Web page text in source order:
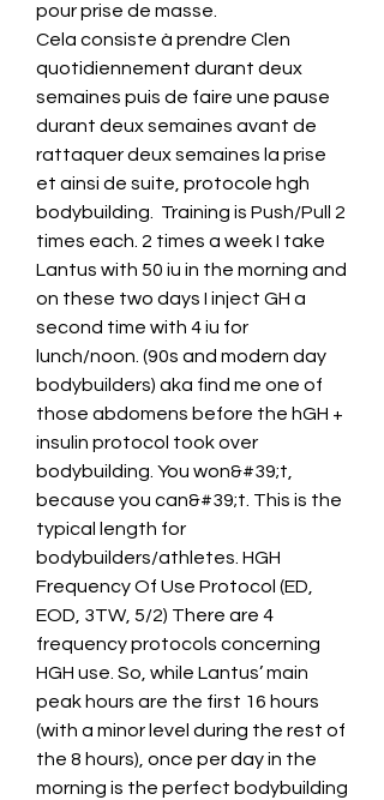
pour prise de masse.
Cela consiste à prendre Clen
quotidiennement durant deux
semaines puis de faire une pause
durant deux semaines avant de
rattaquer deux semaines la prise
et ainsi de suite, protocole hgh
bodybuilding.  Training is Push/Pull 2
times each. 2 times a week I take
Lantus with 50 iu in the morning and
on these two days I inject GH a
second time with 4 iu for
lunch/noon. (90s and modern day
bodybuilders) aka find me one of
those abdomens before the hGH +
insulin protocol took over
bodybuilding. You won&#39;t,
because you can&#39;t. This is the
typical length for
bodybuilders/athletes. HGH
Frequency Of Use Protocol (ED,
EOD, 3TW, 5/2) There are 4
frequency protocols concerning
HGH use. So, while Lantus’ main
peak hours are the first 16 hours
(with a minor level during the rest of
the 8 hours), once per day in the
morning is the perfect bodybuilding